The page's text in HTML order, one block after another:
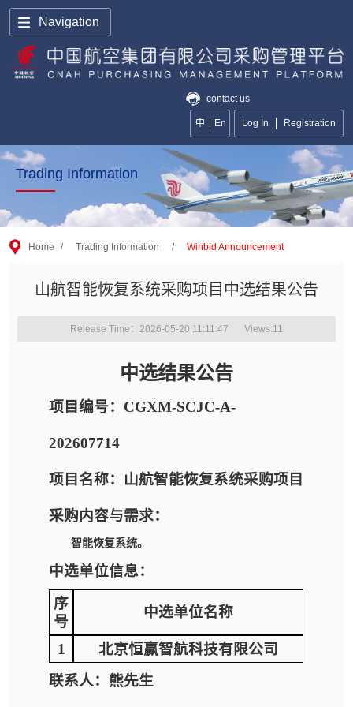
Navigation
contact us
中 En Log In Registration
Trading Information
Home / Trading Information / Winbid Announcement
山航智能恢复系统采购项目中选结果公告
Release Time：2026-05-20 11:11:47 Views:11
中选结果公告
项目编号：CGXM-SCJC-A-
202607714
项目名称：山航智能恢复系统采购项目
采购内容与需求：
智能恢复系统。
中选单位信息：
序
号
中选单位名称
1
北京恒赢智航科技有限公司
联系人：熊先生